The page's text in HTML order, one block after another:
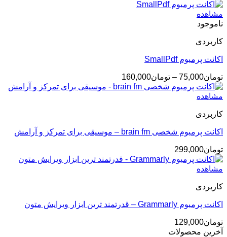
مشاهده
ناموجود
کاربردی
اکانت پرمیوم SmallPdf
تومان75,000
– تومان160,000
قیمت:
مشاهده
کاربردی
اکانت پرمیوم شخصی brain fm – موسیقی برای تمرکز و آرامش
تومان299,000
مشاهده
کاربردی
اکانت پرمیوم Grammarly – قدرتمند ترین ابزار ویرایش متون
تومان129,000
آخرین محصولات